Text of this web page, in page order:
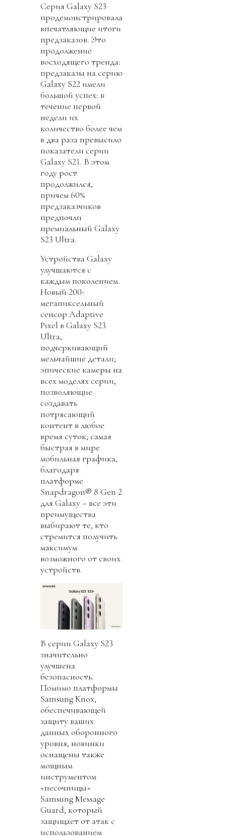
Серия Galaxy S23
продемонстрировала
впечатляющие итоги
предзаказов. Это
продолжение
восходящего тренда:
предзаказы на серию
Galaxy S22 имели
большой успех: в
течение первой
недели их
количество более чем
в два раза превысило
показатели серии
Galaxy S21. В этом
году рост
продолжился,
причем 60%
предзаказчиков
предпочли
премиальный Galaxy
S23 Ultra.
Устройства Galaxy
улучшаются с
каждым поколением.
Новый 200-
мегапиксельный
сенсор Adaptive
Pixel в Galaxy S23
Ultra,
подчеркивающий
мельчайшие детали;
эпические камеры на
всех моделях серии,
позволяющие
создавать
потрясающий
контент в любое
время суток; самая
быстрая в мире
мобильная графика,
благодаря
платформе
Snapdragon® 8 Gen 2
для Galaxy – все эти
преимущества
выбирают те, кто
стремится получить
максимум
возможного от своих
устройств.
В серии Galaxy S23
значительно
улучшена
безопасность.
Помимо платформы
Samsung Knox,
обеспечивающей
защиту ваших
данных оборонного
уровня, новинки
оснащены также
мощным
инструментом
«песочницы»
Samsung Message
Guard, который
защищает от атак с
использованием